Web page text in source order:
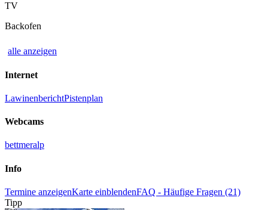
TV
Backofen
alle anzeigen
Internet
LawinenberichtPistenplan
Webcams
bettmeralp
Info
Termine anzeigenKarte einblendenFAQ - Häufige Fragen (21)
Tipp